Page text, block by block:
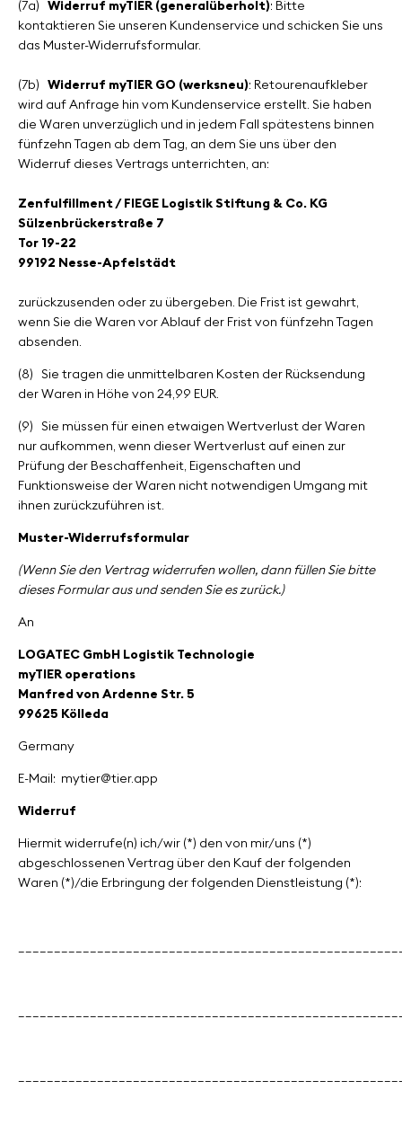
(7a) Widerruf myTIER (generalüberholt): Bitte
kontaktieren Sie unseren Kundenservice und schicken Sie uns
das Muster-Widerrufsformular.
(7b) Widerruf myTIER GO (werksneu): Retourenaufkleber
wird auf Anfrage hin vom Kundenservice erstellt. Sie haben
die Waren unverzüglich und in jedem Fall spätestens binnen
fünfzehn Tagen ab dem Tag, an dem Sie uns über den
Widerruf dieses Vertrags unterrichten, an:
Zenfulfillment / FIEGE Logistik Stiftung & Co. KG
Sülzenbrückerstraße 7
Tor 19-22
99192 Nesse-Apfelstädt
zurückzusenden oder zu übergeben. Die Frist ist gewahrt,
wenn Sie die Waren vor Ablauf der Frist von fünfzehn Tagen
absenden.
(8)
Sie tragen die unmittelbaren Kosten der Rücksendung
der Waren in Höhe von 24,99 EUR.
(9)
Sie müssen für einen etwaigen Wertverlust der Waren
nur aufkommen, wenn dieser Wertverlust auf einen zur
Prüfung der Beschaffenheit, Eigenschaften und
Funktionsweise der Waren nicht notwendigen Umgang mit
ihnen zurückzuführen ist.
Muster-Widerrufsformular
(Wenn Sie den Vertrag widerrufen wollen, dann füllen Sie bitte
dieses Formular aus und senden Sie es zurück.)
An
LOGATEC GmbH Logistik Technologie
myTIER operations
Manfred von Ardenne Str. 5
99625 Kölleda
Germany
E-Mail: mytier@tier.app
Widerruf
Hiermit widerrufe(n) ich/wir (*) den von mir/uns (*)
abgeschlossenen Vertrag über den Kauf der folgenden
Waren (*)/die Erbringung der folgenden Dienstleistung (*):